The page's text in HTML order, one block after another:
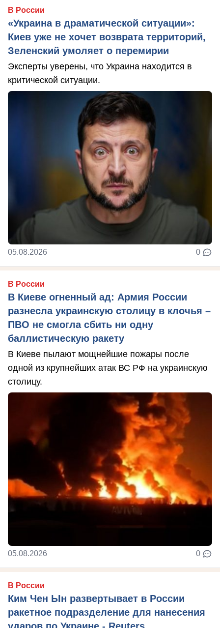
В России
«Украина в драматической ситуации»:
Киев уже не хочет возврата территорий,
Зеленский умоляет о перемирии
Эксперты уверены, что Украина находится в
критической ситуации.
05.08.2026 0
В России
В Киеве огненный ад: Армия России
разнесла украинскую столицу в клочья –
ПВО не смогла сбить ни одну
баллистическую ракету
В Киеве пылают мощнейшие пожары после
одной из крупнейших атак ВС РФ на украинскую
столицу.
05.08.2026 0
В России
Ким Чен Ын развертывает в России
ракетное подразделение для нанесения